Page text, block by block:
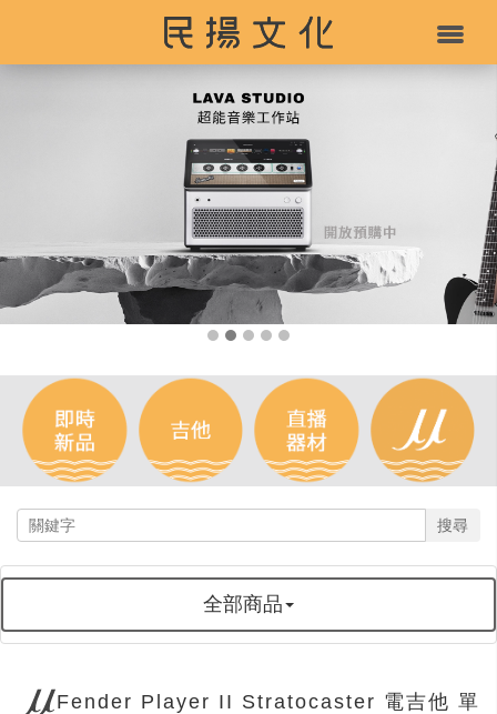
搜尋
全部商品
Fender Player II Stratocaster 電吉他 單